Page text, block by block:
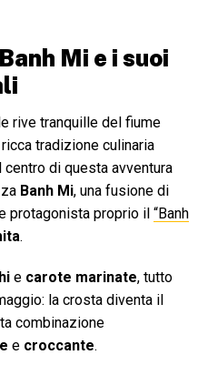
Mi e i suoi
rive tranquille del fiume
tradizione culinaria
di questa avventura
Banh Mi, una fusione di
protagonista proprio il “Banh
.
e carote marinate, tutto
la crosta diventa il
combinazione
e croccante.